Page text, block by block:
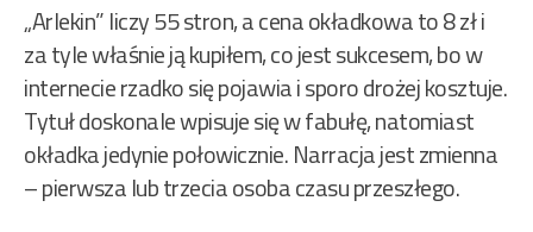
„Arlekin” liczy 55 stron, a cena okładkowa to 8 zł i
za tyle właśnie ją kupiłem, co jest sukcesem, bo w
internecie rzadko się pojawia i sporo drożej kosztuje.
Tytuł doskonale wpisuje się w fabułę, natomiast
okładka jedynie połowicznie. Narracja jest zmienna
– pierwsza lub trzecia osoba czasu przeszłego.